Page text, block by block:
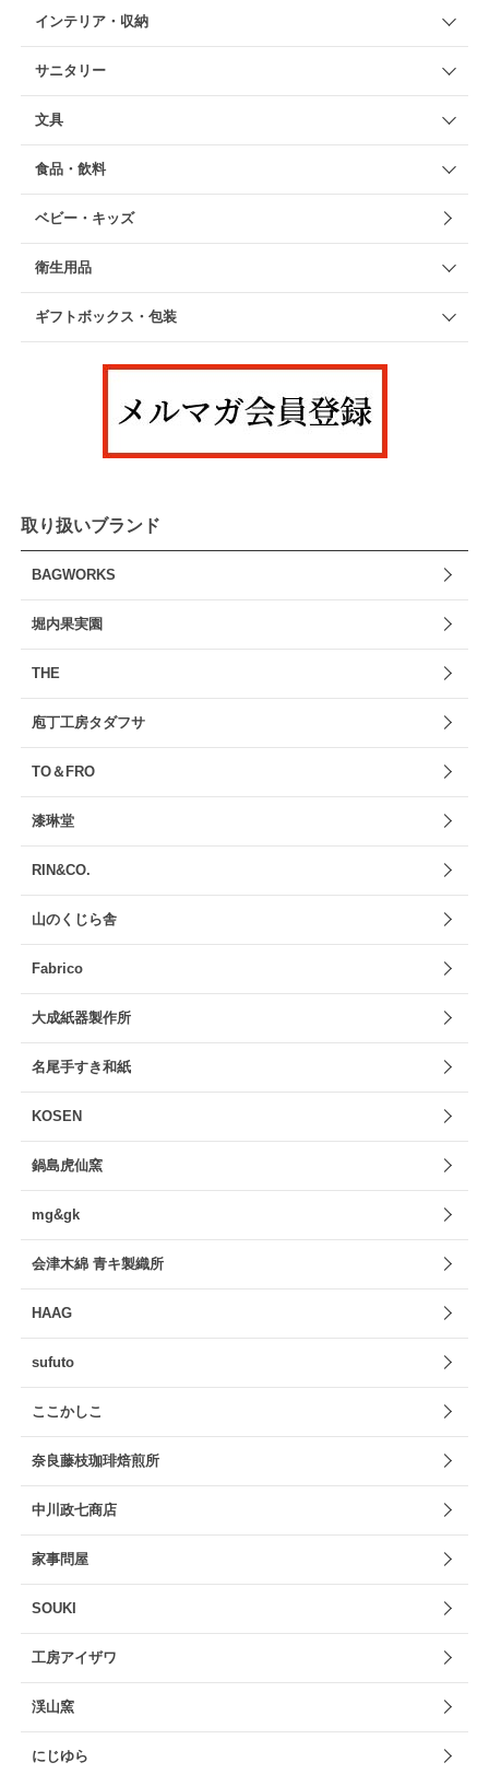
インテリア・収納
サニタリー
文具
食品・飲料
ベビー・キッズ
衛生用品
ギフトボックス・包装
取り扱いブランド
BAGWORKS
堀内果実園
THE
庖丁工房タダフサ
TO＆FRO
漆琳堂
RIN&CO.
山のくじら舎
Fabrico
大成紙器製作所
名尾手すき和紙
KOSEN
鍋島虎仙窯
mg&gk
会津木綿 青キ製織所
HAAG
sufuto
ここかしこ
奈良藤枝珈琲焙煎所
中川政七商店
家事問屋
SOUKI
工房アイザワ
渓山窯
にじゆら